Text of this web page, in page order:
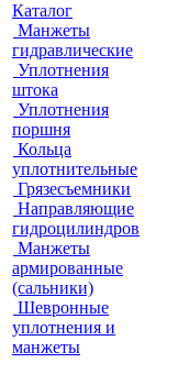
Каталог
Манжеты
гидравлические
Уплотнения
штока
Уплотнения
поршня
Кольца
уплотнительные
Грязесъемники
Направляющие
гидроцилиндров
Манжеты
армированные
(сальники)
Шевронные
уплотнения и
манжеты